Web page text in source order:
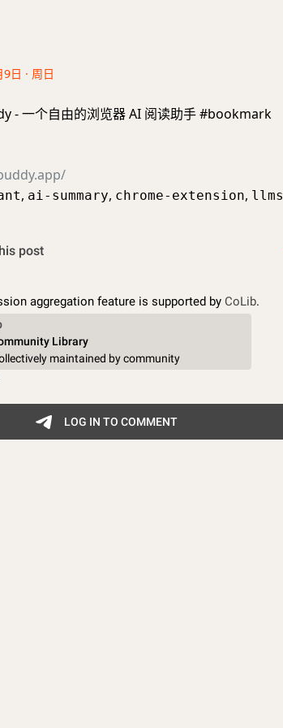
日 · 周日
- 一个自由的浏览器 AI 阅读助手 #bookmark
, ai-summary, chrome-extension, llms